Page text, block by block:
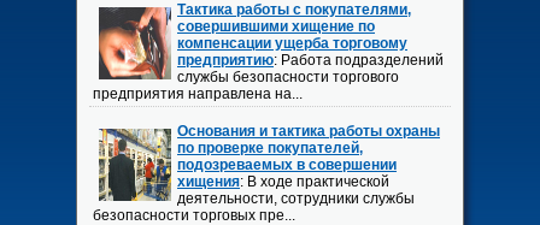
Тактика работы с покупателями,
совершившими хищение по
компенсации ущерба торговому
предприятию: Работа подразделений
службы безопасности торгового
предприятия направлена на...
Основания и тактика работы охраны
по проверке покупателей,
подозреваемых в совершении
хищения: В ходе практической
деятельности, сотрудники службы
безопасности торговых пре...